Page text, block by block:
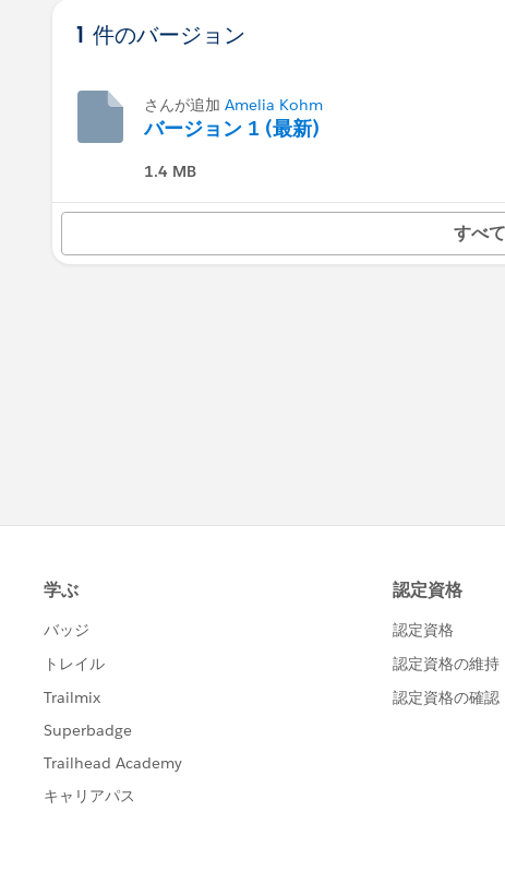
1 件のバージョン
さんが追加 Amelia Kohm
バージョン 1 (最新)
1.4 MB
すべ